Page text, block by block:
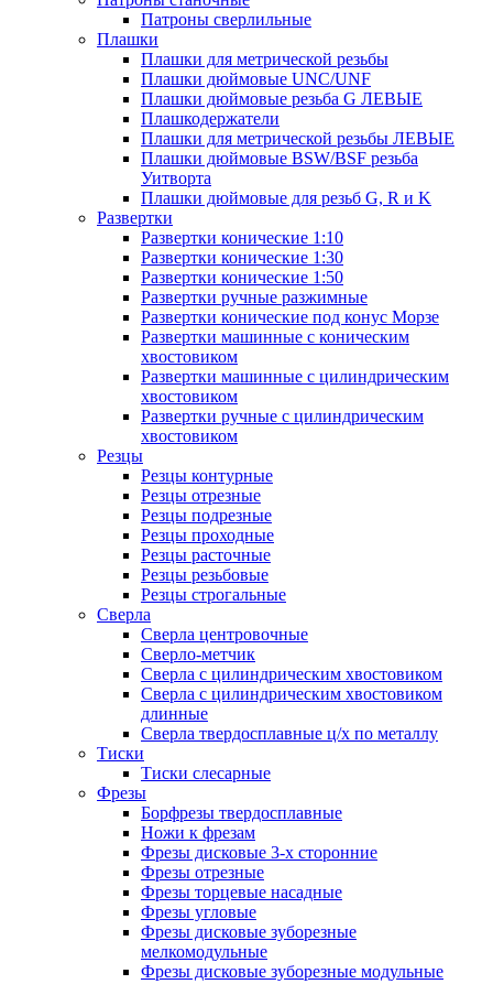
Патроны сверлильные
Плашки
Плашки для метрической резьбы
Плашки дюймовые UNC/UNF
Плашки дюймовые резьба G ЛЕВЫЕ
Плашкодержатели
Плашки для метрической резьбы ЛЕВЫЕ
Плашки дюймовые BSW/BSF резьба
Уитворта
Плашки дюймовые для резьб G, R и K
Развертки
Развертки конические 1:10
Развертки конические 1:30
Развертки конические 1:50
Развертки ручные разжимные
Развертки конические под конус Морзе
Развертки машинные с коническим
хвостовиком
Развертки машинные с цилиндрическим
хвостовиком
Развертки ручные с цилиндрическим
хвостовиком
Резцы
Резцы контурные
Резцы отрезные
Резцы подрезные
Резцы проходные
Резцы расточные
Резцы резьбовые
Резцы строгальные
Сверла
Сверла центровочные
Сверло-метчик
Сверла с цилиндрическим хвостовиком
Сверла с цилиндрическим хвостовиком
длинные
Сверла твердосплавные ц/х по металлу
Тиски
Тиски слесарные
Фрезы
Борфрезы твердосплавные
Ножи к фрезам
Фрезы дисковые 3-х сторонние
Фрезы отрезные
Фрезы торцевые насадные
Фрезы угловые
Фрезы дисковые зуборезные
мелкомодульные
Фрезы дисковые зуборезные модульные